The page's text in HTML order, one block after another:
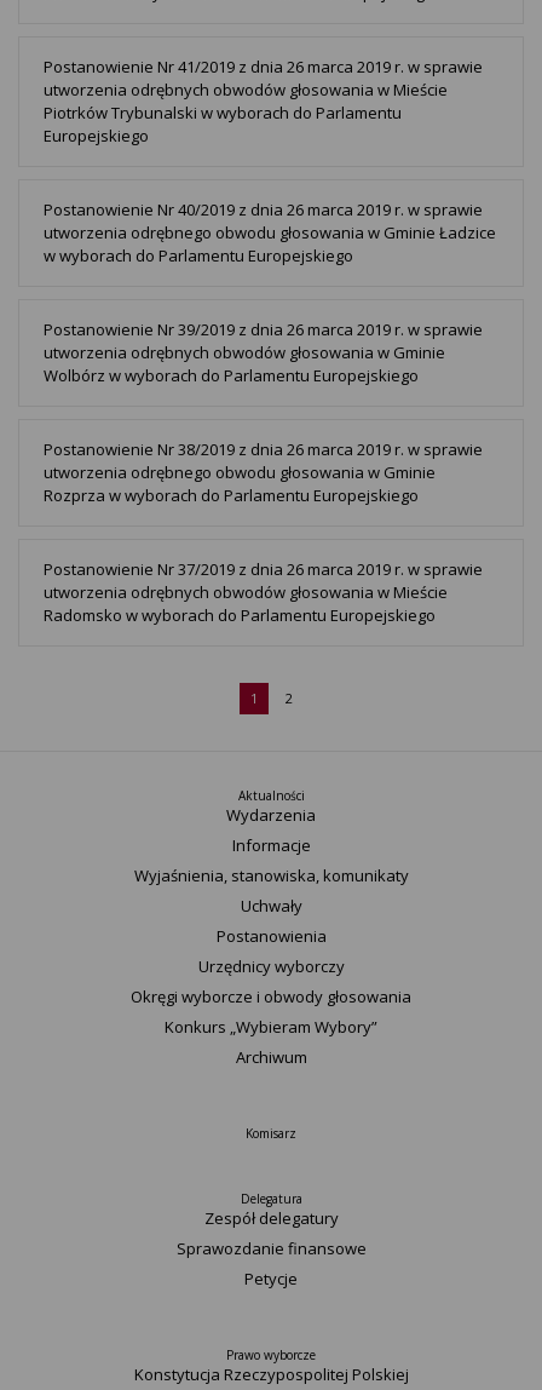
Postanowienie Nr 41/2019 z dnia 26 marca 2019 r. w sprawie
utworzenia odrębnych obwodów głosowania w Mieście
Piotrków Trybunalski w wyborach do Parlamentu
Europejskiego
Postanowienie Nr 40/2019 z dnia 26 marca 2019 r. w sprawie
utworzenia odrębnego obwodu głosowania w Gminie Ładzice
w wyborach do Parlamentu Europejskiego
Postanowienie Nr 39/2019 z dnia 26 marca 2019 r. w sprawie
utworzenia odrębnych obwodów głosowania w Gminie
Wolbórz w wyborach do Parlamentu Europejskiego
Postanowienie Nr 38/2019 z dnia 26 marca 2019 r. w sprawie
utworzenia odrębnego obwodu głosowania w Gminie
Rozprza w wyborach do Parlamentu Europejskiego
Postanowienie Nr 37/2019 z dnia 26 marca 2019 r. w sprawie
utworzenia odrębnych obwodów głosowania w Mieście
Radomsko w wyborach do Parlamentu Europejskiego
1 2
Aktualności
Wydarzenia
Informacje
Wyjaśnienia, stanowiska, komunikaty
Uchwały
Postanowienia
Urzędnicy wyborczy
Okręgi wyborcze i obwody głosowania
Konkurs „Wybieram Wybory”
Archiwum
Komisarz
Delegatura
Zespół delegatury
Sprawozdanie finansowe
Petycje
Prawo wyborcze
Konstytucja Rzeczypospolitej Polskiej​